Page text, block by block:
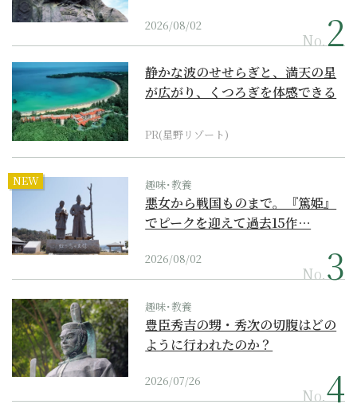
2026/08/02
No.
静かな波のせせらぎと、満天の星
が広がり、くつろぎを体感できる
PR(星野リゾート)
NEW 趣味･教養
悪女から戦国ものまで。『篤姫』
でピークを迎えて過去15作…
2026/08/02
No.
趣味･教養
豊臣秀吉の甥・秀次の切腹はどの
ように行われたのか？
2026/07/26
No.